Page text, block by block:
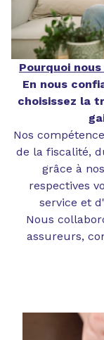
Pourquoi
En nous
choisissez la
Nos
de la fiscalité,
grâce à
respectives
service et
Nous
assureurs,